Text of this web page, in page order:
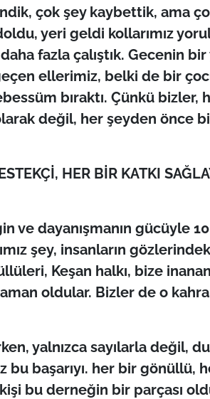
çok şey kaybettik, ama
yeri geldi kollarımız
fazla çalıştık. Gecenin bir
ellerimiz, belki de bir
bıraktı. Çünkü bizler,
değil, her şeyden önce
HER BİR KATKI
ve dayanışmanın gücüyle
şey, insanların
Keşan halkı, bize
oldular. Bizler de o
yalnızca sayılarla değil,
başarıyı. her bir gönüllü,
bu derneğin bir parçası